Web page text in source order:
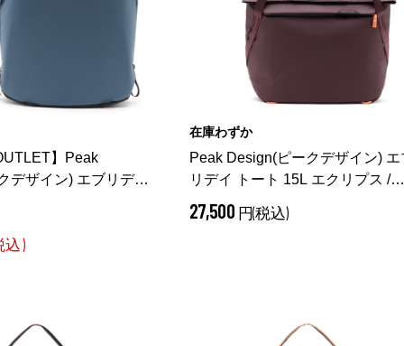
】Peak
デザイン) エブリデイ
込)
在庫わずか
Peak Design(ピークデザイン) エ
リデイ トート 15L エクリプス /
BEDT-15-EP-3
27,500 円(税込)